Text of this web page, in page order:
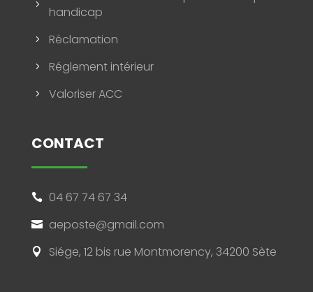
5
handicap
5 Réclamation
5 Réglement intérieur
5 Valoriser ACC
CONTACT
 04 67 74 67 34
 aeposte@gmail.com
 Siége, 12 bis rue Montmorency, 34200 Sète